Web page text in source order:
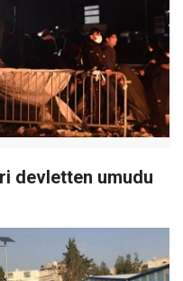
devletten umudu